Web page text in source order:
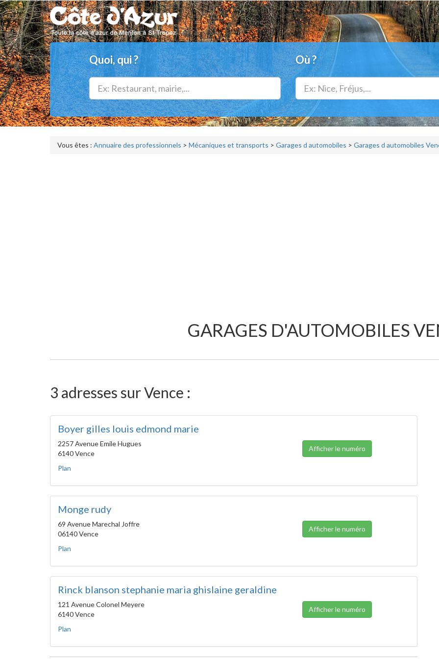
Quoi, qui ? Où ?
Vous êtes : Annuaire des professionnels > Mécaniques et transports > Garages d automobiles > Garages d automobiles
GARAGES D'AUTOMOBILES
3 adresses sur Vence :
Boyer gilles louis edmond marie
2257 Avenue Emile Hugues
6140 Vence
Plan
Afficher le numéro
Monge rudy
69 Avenue Marechal Joffre
06140 Vence
Plan
Afficher le numéro
Rinck blanson stephanie maria ghislaine geraldine
121 Avenue Colonel Meyere
6140 Vence
Plan
Afficher le numéro